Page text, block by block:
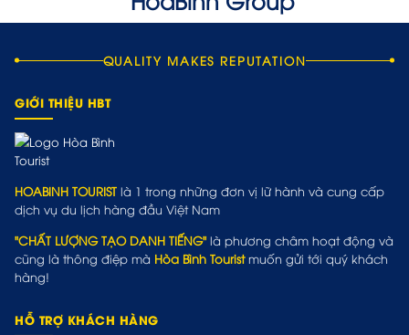
QUALITY MAKES REPUTATION
GIỚI THIỆU HBT
HOABINH TOURIST là 1 trong những đơn vị lữ hành và cung cấp
dịch vụ du lịch hàng đầu Việt Nam
"CHẤT LƯỢNG TẠO DANH TIẾNG" là phương châm hoạt động và
cũng là thông điệp mà Hòa Bình Touristmuốn gửi tới quý khách
hàng!
HỖ TRỢ KHÁCH HÀNG